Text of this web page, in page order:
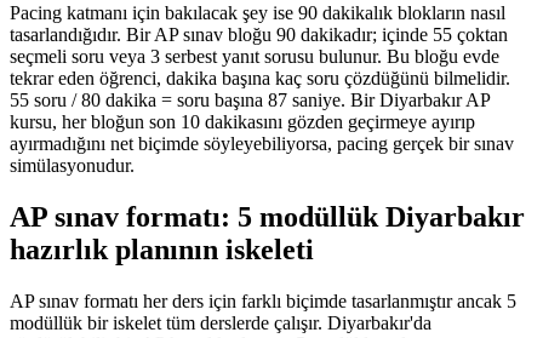
Pacing katmanı için bakılacak şey ise 90 dakikalık blokların nasıl
tasarlandığıdır. Bir AP sınav bloğu 90 dakikadır; içinde 55 çoktan
seçmeli soru veya 3 serbest yanıt sorusu bulunur. Bu bloğu evde
tekrar eden öğrenci, dakika başına kaç soru çözdüğünü bilmelidir.
55 soru / 80 dakika = soru başına 87 saniye. Bir Diyarbakır AP
kursu, her bloğun son 10 dakikasını gözden geçirmeye ayırıp
ayırmadığını net biçimde söyleyebiliyorsa, pacing gerçek bir sınav
simülasyonudur.
AP sınav formatı: 5 modüllük Diyarbakır
hazırlık planının iskeleti
AP sınav formatı her ders için farklı biçimde tasarlanmıştır ancak 5
modüllük bir iskelet tüm derslerde çalışır. Diyarbakır'da